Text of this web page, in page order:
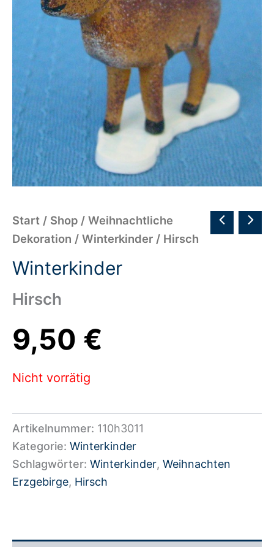
Start / Shop / Weihnachtliche
Dekoration / Winterkinder / Hirsch
Winterkinder
Hirsch
9,50 €
Nicht vorrätig
Artikelnummer: 110h3011
Kategorie: Winterkinder
Schlagwörter: Winterkinder, Weihnachten
Erzgebirge, Hirsch